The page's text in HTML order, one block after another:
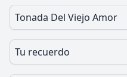
Tonada Del Viejo Amor
Tu recuerdo